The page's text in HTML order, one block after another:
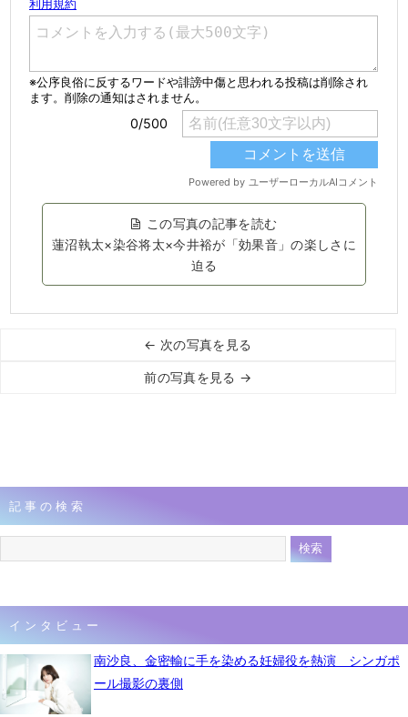
この写真の記事を読む
蓮沼執太×染谷将太×今井裕が「効果音」の楽しさに
迫る
← 次の写真を見る
前の写真を見る →
記事の検索
インタビュー
南沙良、金密輸に手を染める妊婦役を熱演 シンガポ
ール撮影の裏側